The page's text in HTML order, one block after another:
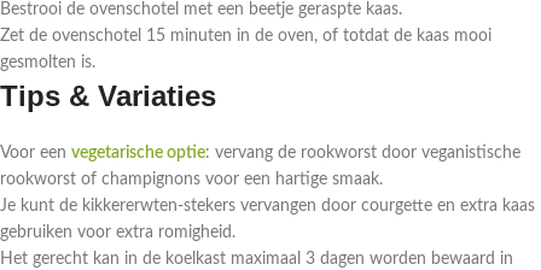
Bestrooi de ovenschotel met een beetje geraspte kaas.
Zet de ovenschotel 15 minuten in de oven, of totdat de kaas mooi
gesmolten is.
Tips & Variaties
Voor een vegetarische optie: vervang de rookworst door veganistische
rookworst of champignons voor een hartige smaak.
Je kunt de kikkererwten-stekers vervangen door courgette en extra kaas
gebruiken voor extra romigheid.
Het gerecht kan in de koelkast maximaal 3 dagen worden bewaard in